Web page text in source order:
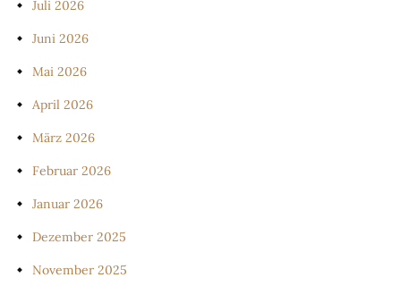
Juli 2026
Juni 2026
Mai 2026
April 2026
März 2026
Februar 2026
Januar 2026
Dezember 2025
November 2025